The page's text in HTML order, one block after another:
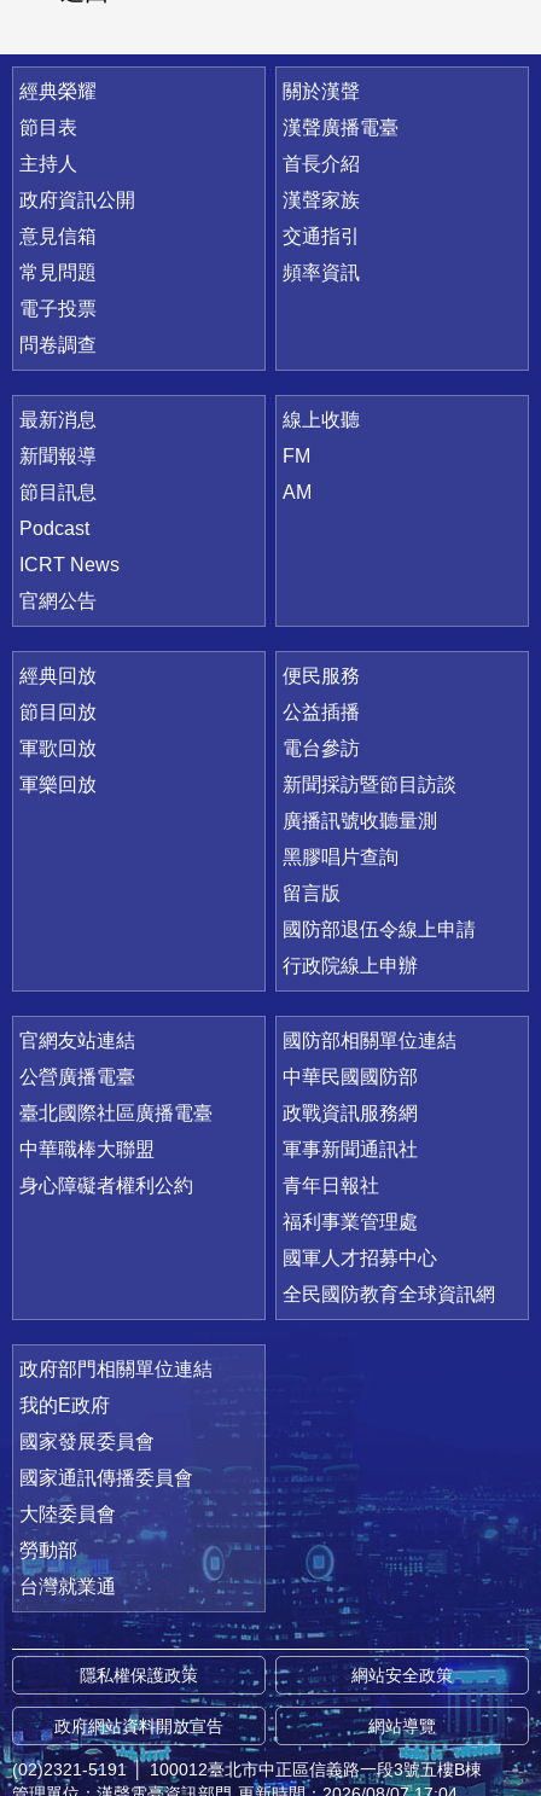
快速連結
經典榮耀
節目表
主持人
政府資訊公開
意見信箱
常見問題
電子投票
問卷調查
關於漢聲
漢聲廣播電臺
首長介紹
漢聲家族
交通指引
頻率資訊
最新消息
新聞報導
節目訊息
Podcast
ICRT News
官網公告
線上收聽
FM
AM
經典回放
節目回放
軍歌回放
軍樂回放
便民服務
公益插播
電台參訪
新聞採訪暨節目訪談
廣播訊號收聽量測
黑膠唱片查詢
留言版
國防部退伍令線上申請
行政院線上申辦
官網友站連結
公營廣播電臺
臺北國際社區廣播電臺
中華職棒大聯盟
身心障礙者權利公約
國防部相關單位連結
中華民國國防部
政戰資訊服務網
軍事新聞通訊社
青年日報社
福利事業管理處
國軍人才招募中心
全民國防教育全球資訊網
政府部門相關單位連結
我的E政府
國家發展委員會
國家通訊傳播委員會
大陸委員會
勞動部
台灣就業通
隱私權保護政策 網站安全政策
政府網站資料開放宣告 網站導覽
(02)2321-5191 │ 100012臺北市中正區信義路一段3號五樓B棟